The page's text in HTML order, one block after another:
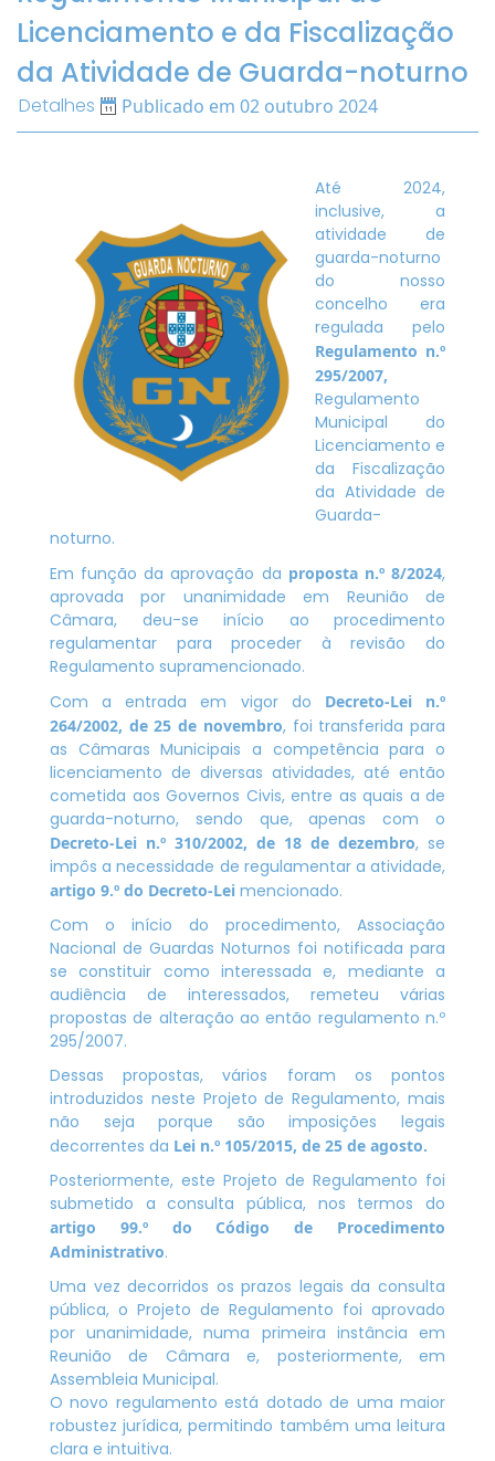
Licenciamento e da Fiscalização
da Atividade de Guarda-noturno
Detalhes Publicado em 02 outubro 2024
Até 2024,
inclusive, a
atividade de
guarda-noturno
do nosso
concelho era
regulada pelo
Regulamento n.º
295/2007,
Regulamento
Municipal do
Licenciamento e
da Fiscalização
da Atividade de
Guarda-
noturno.
Em função da aprovação da proposta n.º 8/2024,
aprovada por unanimidade em Reunião de
Câmara, deu-se início ao procedimento
regulamentar para proceder à revisão do
Regulamento supramencionado.
Com a entrada em vigor do Decreto-Lei n.º
264/2002, de 25 de novembro, foi transferida para
as Câmaras Municipais a competência para o
licenciamento de diversas atividades, até então
cometida aos Governos Civis, entre as quais a de
guarda-noturno, sendo que, apenas com o
Decreto-Lei n.º 310/2002, de 18 de dezembro, se
impôs a necessidade de regulamentar a atividade,
artigo 9.º do Decreto-Lei mencionado.
Com o início do procedimento, Associação
Nacional de Guardas Noturnos foi notificada para
se constituir como interessada e, mediante a
audiência de interessados, remeteu várias
propostas de alteração ao então regulamento n.º
295/2007.
Dessas propostas, vários foram os pontos
introduzidos neste Projeto de Regulamento, mais
não seja porque são imposições legais
decorrentes da Lei n.º 105/2015, de 25 de agosto.
Posteriormente, este Projeto de Regulamento foi
submetido a consulta pública, nos termos do
artigo 99.º do Código de Procedimento
Administrativo.
Uma vez decorridos os prazos legais da consulta
pública, o Projeto de Regulamento foi aprovado
por unanimidade, numa primeira instância em
Reunião de Câmara e, posteriormente, em
Assembleia Municipal.
O novo regulamento está dotado de uma maior
robustez jurídica, permitindo também uma leitura
clara e intuitiva.